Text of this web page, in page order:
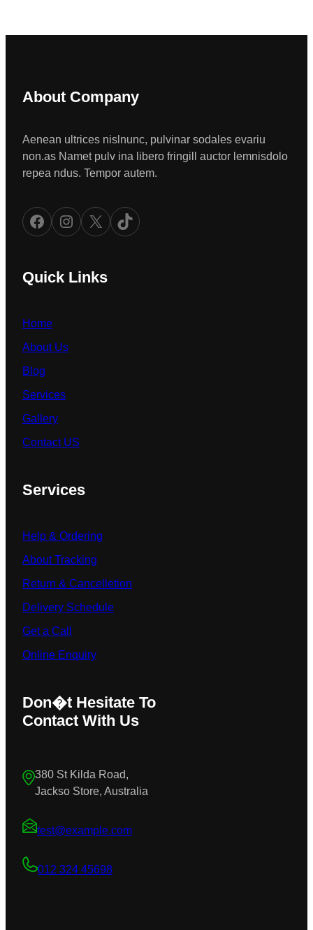
About Company
Aenean ultrices nislnunc, pulvinar sodales evariu
non.as Namet pulv ina libero fringill auctor lemnisdolo
repea ndus. Tempor autem.
Facebook Instagram X TikTok
Quick Links
Home
About Us
Blog
Services
Gallery
Contact US
Services
Help & Ordering
About Tracking
Return & Cancelletion
Delivery Schedule
Get a Call
Online Enquiry
Don�t Hesitate To
Contact With Us
380 St Kilda Road,
Jackso Store, Australia
test@example.com
012 324 45698